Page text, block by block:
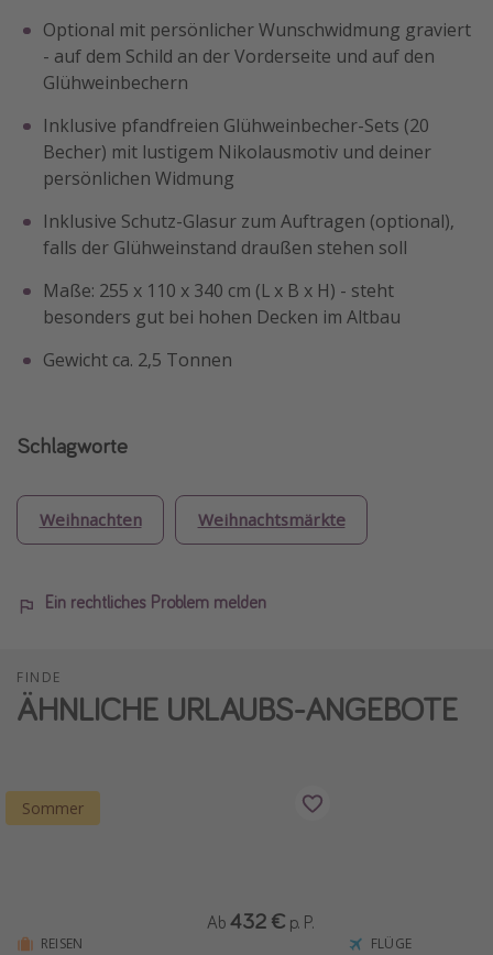
Optional mit persönlicher Wunschwidmung graviert
- auf dem Schild an der Vorderseite und auf den
Glühweinbechern
Inklusive pfandfreien Glühweinbecher-Sets (20
Becher) mit lustigem Nikolausmotiv und deiner
persönlichen Widmung
Inklusive Schutz-Glasur zum Auftragen (optional),
falls der Glühweinstand draußen stehen soll
Maße: 255 x 110 x 340 cm (L x B x H) - steht
besonders gut bei hohen Decken im Altbau
Gewicht ca. 2,5 Tonnen
Schlagworte
Weihnachten Weihnachtsmärkte
Ein rechtliches Problem melden
FINDE
ÄHNLICHE URLAUBS-ANGEBOTE
Sommer
REISEN
Ab 432 € p. P.
FLÜGE